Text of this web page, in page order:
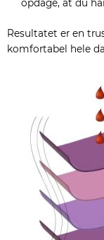
opdage, at du
Resultatet er en
komfortabel hele